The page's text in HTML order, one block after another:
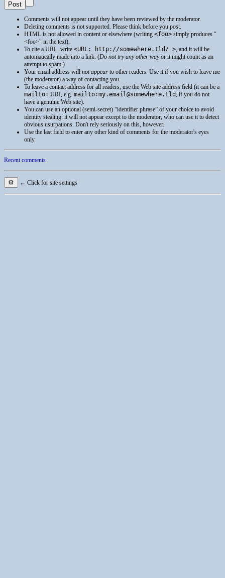
Comments will not appear until they have been reviewed by the moderator.
Deleting comments is not supported. Please think before you post.
HTML is not allowed in content or elsewhere (writing <foo> simply produces
<foo>
in the text).
To cite a URL, write <URL: http://somewhere.tld/ >, and it will be
automatically made into a link. (Do not try any other wayor it might count as an
attempt to spam.)
Your email address will not appear to other readers. Use it if you wish to leave me
(the moderator) a way of contacting you.
To leave a contact address for all readers, use the Web site address field (it can be a
mailto: URI, e.g. mailto:my.email@somewhere.tld, if you do not
have a genuine Web site).
You can use an optional (semi-secret) “identifier phrase” of your choice to avoid
identity stealing: it will not appear except to the moderator, who can use it to detect
obvious usurpations. Don't rely seriously on this, however.
Use the last field to enter any other kind of comments for the moderator's eyes
only.
Recent comments
⚙ ← Click for site settings